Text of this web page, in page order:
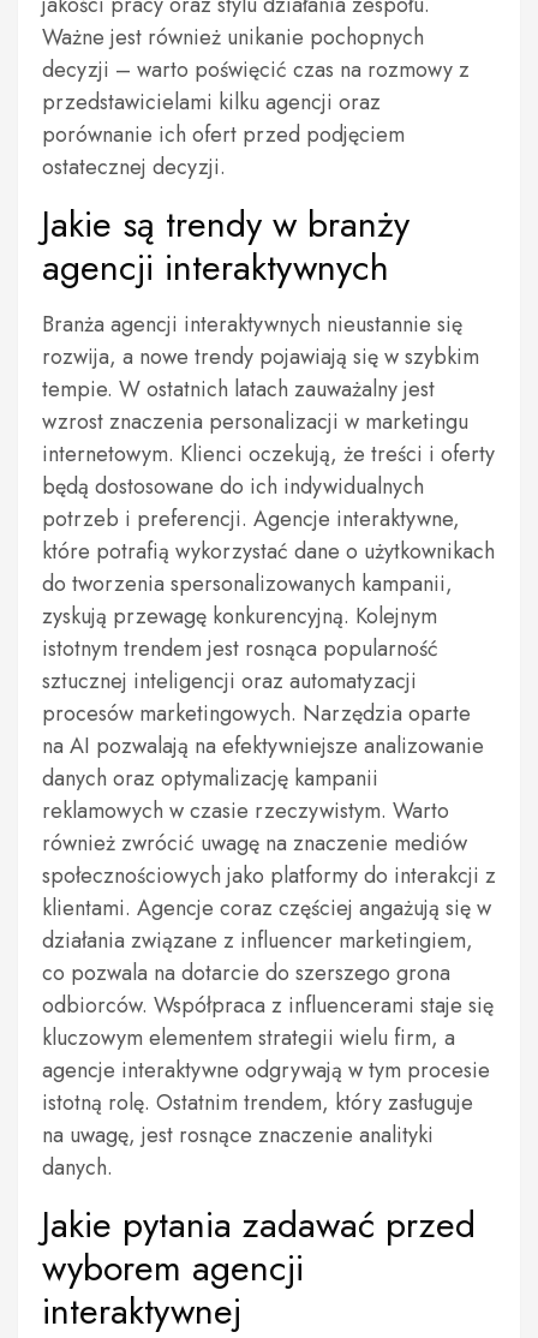
Ważne jest również unikanie pochopnych
decyzji – warto poświęcić czas na rozmowy z
przedstawicielami kilku agencji oraz
porównanie ich ofert przed podjęciem
ostatecznej decyzji.
Jakie są trendy w branży
agencji interaktywnych
Branża agencji interaktywnych nieustannie się
rozwija, a nowe trendy pojawiają się w szybkim
tempie. W ostatnich latach zauważalny jest
wzrost znaczenia personalizacji w marketingu
internetowym. Klienci oczekują, że treści i oferty
będą dostosowane do ich indywidualnych
potrzeb i preferencji. Agencje interaktywne,
które potrafią wykorzystać dane o użytkownikach
do tworzenia spersonalizowanych kampanii,
zyskują przewagę konkurencyjną. Kolejnym
istotnym trendem jest rosnąca popularność
sztucznej inteligencji oraz automatyzacji
procesów marketingowych. Narzędzia oparte
na AI pozwalają na efektywniejsze analizowanie
danych oraz optymalizację kampanii
reklamowych w czasie rzeczywistym. Warto
również zwrócić uwagę na znaczenie mediów
społecznościowych jako platformy do interakcji z
klientami. Agencje coraz częściej angażują się w
działania związane z influencer marketingiem,
co pozwala na dotarcie do szerszego grona
odbiorców. Współpraca z influencerami staje się
kluczowym elementem strategii wielu firm, a
agencje interaktywne odgrywają w tym procesie
istotną rolę. Ostatnim trendem, który zasługuje
na uwagę, jest rosnące znaczenie analityki
danych.
Jakie pytania zadawać przed
wyborem agencji
interaktywnej